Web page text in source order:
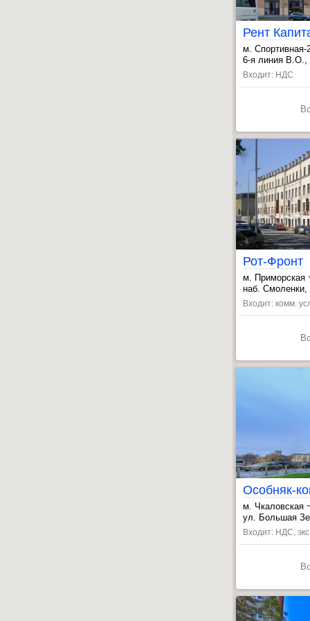
м. Спортивная-
,
, Приморская
6-я линия В.О.,
Входит: НДС
Рот-Фронт
м. Приморская
,
, Спортивная-2
наб. Смоленки,
Входит: комм.
м. Чкаловская
, Крестовский
,
ул. Большая
Входит: НДС,